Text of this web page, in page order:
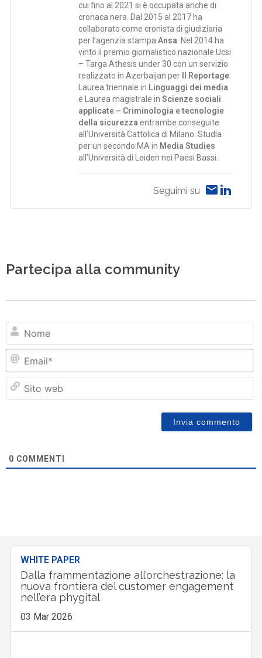
cui fino al 2021 si è occupata anche di
cronaca nera. Dal 2015 al 2017 ha
collaborato come cronista di giudiziaria
per l’agenzia stampaAnsa . Nel 2014 ha
vinto il premio giornalistico nazionale Ucsi
– Targa Athesis under 30 con un servizio
realizzato in Azerbaijan per
Il Reportage
Laurea triennale in Linguaggi dei media
e Laurea magistrale inScienze sociali
applicate – Criminologia e tecnologie
della sicurezza entrambe conseguite
all’Università Cattolica di Milano. Studia
per un secondo MA in Media Studies
all’Università di Leiden nei Paesi Bassi.
Seguimi su
Partecipa alla community
0 COMMENTI
WHITE PAPER
Dalla frammentazione all’orchestrazione: la
nuova frontiera del customer engagement
nell’era phygital
03 Mar 2026